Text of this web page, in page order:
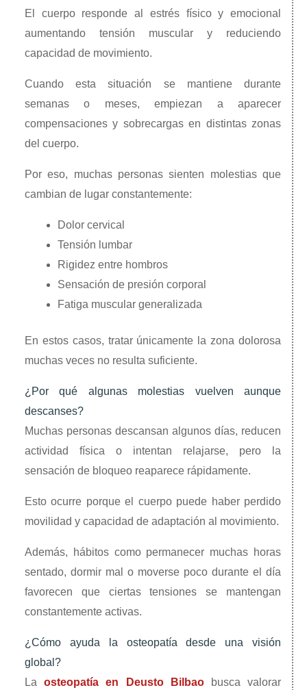
El cuerpo responde al estrés físico y emocional
aumentando tensión muscular y reduciendo
capacidad de movimiento.
Cuando esta situación se mantiene durante
semanas o meses, empiezan a aparecer
compensaciones y sobrecargas en distintas zonas
del cuerpo.
Por eso, muchas personas sienten molestias que
cambian de lugar constantemente:
Dolor cervical
Tensión lumbar
Rigidez entre hombros
Sensación de presión corporal
Fatiga muscular generalizada
En estos casos, tratar únicamente la zona dolorosa
muchas veces no resulta suficiente.
¿Por qué algunas molestias vuelven aunque
descanses?
Muchas personas descansan algunos días, reducen
actividad física o intentan relajarse, pero la
sensación de bloqueo reaparece rápidamente.
Esto ocurre porque el cuerpo puede haber perdido
movilidad y capacidad de adaptación al movimiento.
Además, hábitos como permanecer muchas horas
sentado, dormir mal o moverse poco durante el día
favorecen que ciertas tensiones se mantengan
constantemente activas.
¿Cómo ayuda la osteopatía desde una visión
global?
La osteopatía en Deusto Bilbao
busca valorar